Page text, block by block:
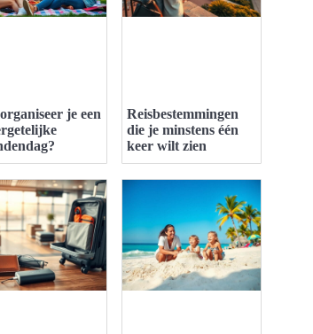
je een
Reisbestemmingen
die je minstens één
keer wilt zien